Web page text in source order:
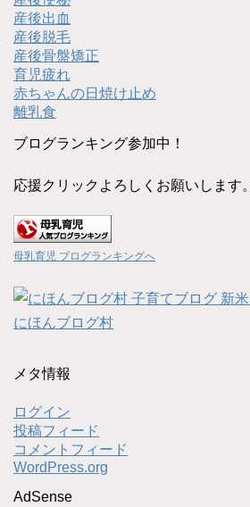
産後出血
産後脱毛
産後骨盤矯正
育児疲れ
赤ちゃんの日焼け止め
離乳食
ブログランキング参加中！
応援クリックよろしくお願いします。
母乳育児 ブログランキングへ
にほんブログ村
メタ情報
ログイン
投稿フィード
コメントフィード
WordPress.org
AdSense